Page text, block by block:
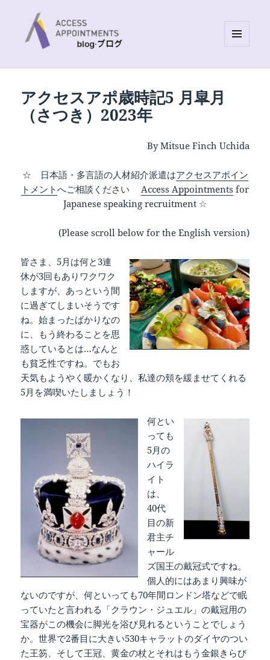
WIDGETS
アクセスアポ歳時記5 月皐月
（さつき）2023年
By Mitsue Finch Uchida
☆ 日本語・多言語の人材紹介派遣はアクセスアポイン
トメントへご相談ください Access Appointments for
Japanese speaking recruitment ☆
(Please scroll below for the English version)
皆さま、5月は何と3連
休が3回もありワクワク
しますが、あっという間
に過ぎてしまいそうです
ね。始まったばかりなの
に、もう終わることを思
惑しているとは…なんと
も貧乏性ですね。でもお
天気もようやく暖かくなり、私達の頬を緩ませてくれる
5月を満喫いたしましょう！
何とい
っても
5月の
ハイラ
イト
は、
40代
目の新
君主チ
ャール
ズ国王の戴冠式ですね。
個人的にはあまり興味が
ないのですが、何といっても70年間ロンドン塔などで眠
っていたと言われる「クラウン・ジュエル」の戴冠用の
宝器がこの機会に脚光を浴び見れるということでしょう
か。世界で2番目に大きい530キャラットのダイヤのつい
た王笏、そして王冠、黄金の杖とそれはもう金銀きらび